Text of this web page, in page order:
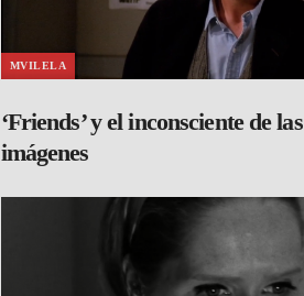
MVILELA
‘Friends’ y el inconsciente de las
imágenes